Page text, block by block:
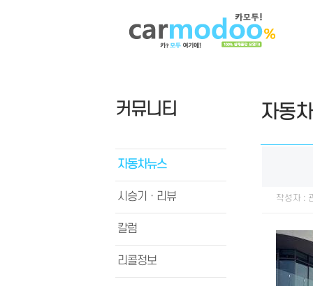
커뮤니티
자동차뉴스
시승기ㆍ리뷰
칼럼
리콜정보
자동
작성자 :